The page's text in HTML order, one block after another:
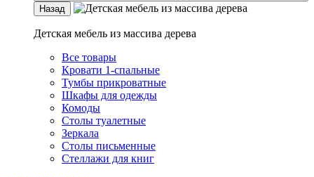
Назад
Детская мебель из массива дерева
Все товары
Кровати 1-спальные
Тумбы прикроватные
Шкафы для одежды
Комоды
Столы туалетные
Зеркала
Столы письменные
Стеллажи для книг